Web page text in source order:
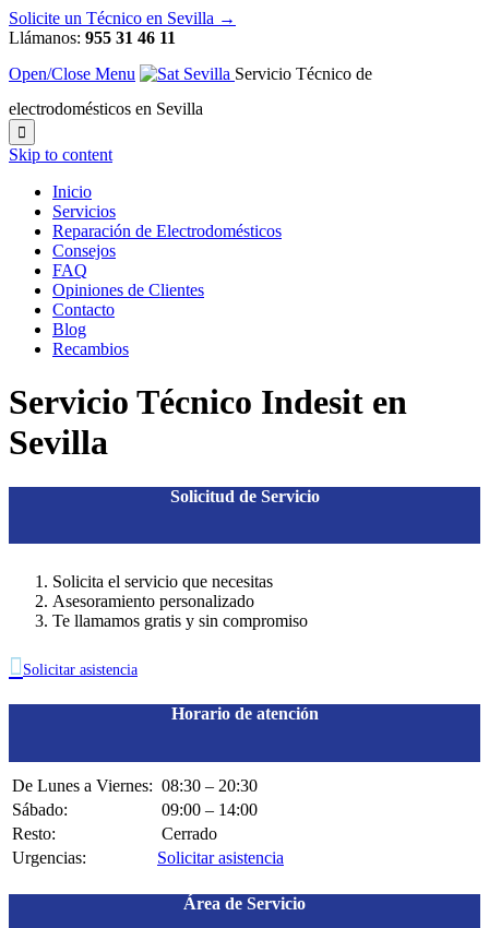
Solicite un Técnico en Sevilla →
Llámanos: 955 31 46 11
Open/Close Menu
Servicio Técnico de
electrodomésticos en Sevilla

Skip to content
Inicio
Servicios
Reparación de Electrodomésticos
Consejos
FAQ
Opiniones de Clientes
Contacto
Blog
Recambios
Servicio Técnico Indesit en
Sevilla
Solicitud de Servicio
Solicita el servicio que necesitas
Asesoramiento personalizado
Te llamamos gratis y sin compromiso
 Solicitar asistencia
Horario de atención
De Lunes a Viernes: 08:30 – 20:30
Sábado:
09:00 – 14:00
Resto:
Cerrado
Urgencias:
Solicitar asistencia
Área de Servicio